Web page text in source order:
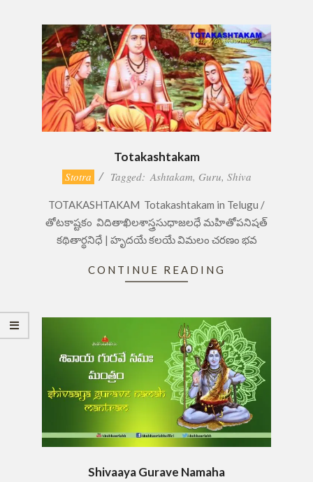
Totakashtakam
2017-
29
Stotra Tagged: Ashtakam, Guru, Shiva
TOTAKASHTAKAM Totakashtakam in Telugu /
తోటకాష్టకం విదితాఖిలశాస్త్రసుధాజలధే మహితోపనిషత్
కథితార్థనిధే | హృదయే కలయే విమలం చరణం భవ
CONTINUE READING
Shivaaya Gurave Namaha